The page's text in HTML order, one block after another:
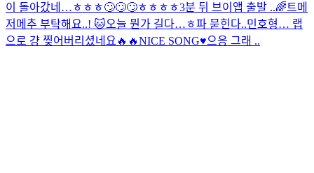
이 돌아갔네…ㅎㅎㅎ🙄🙄🙄ㅎㅎㅎㅎ3분 뒤 브이앱 출발 ..🌈트메
저메추 부탁해요..! 🐱오늘 뭔가 길다…ㅎ파 묻힌다..민호형… 랩
으로 걍 찢어버리셨네요🔥🔥NICE SONG♥️으응 그래 ..